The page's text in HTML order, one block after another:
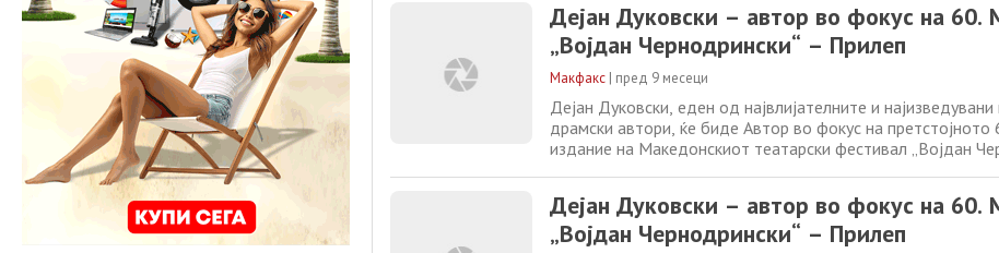
театарска меморија
Дејан Дуковски – автор во фокус на
„Војдан Чернодрински“ – Прилеп
Макфакс | пред 9 месеци
Дејан Дуковски, еден од највлијателните и
драмски автори, ќе биде Автор во фокус на претстојното
издание на Македонскиот театарски фестивал „Војдан
театарска меморија
Дејан Дуковски – автор во фокус на
„Војдан Чернодрински“ – Прилеп